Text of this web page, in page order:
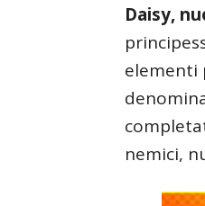
Daisy,
elementi
nemici,